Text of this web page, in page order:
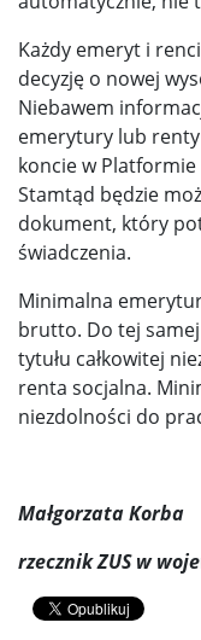
Każdy emeryt i
decyzję o nowej
Niebawem
emerytury lub
koncie w Platformie
Stamtąd będzie
dokument, który
świadczenia.
Minimalna
brutto. Do tej
tytułu całkowitej
renta socjalna.
niezdolności do
Małgorzata Korba
rzecznik ZUS w